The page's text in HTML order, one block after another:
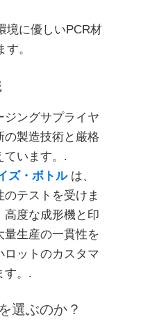
境に優しいPCR材
。
ジングサプライヤ
の製造技術と厳格
ています。.
ズ・ボトルは、
テストを受けま
高度な成形機と印
量生産の一貫性を
ロットのカスタマ
す。.
選ぶのか？